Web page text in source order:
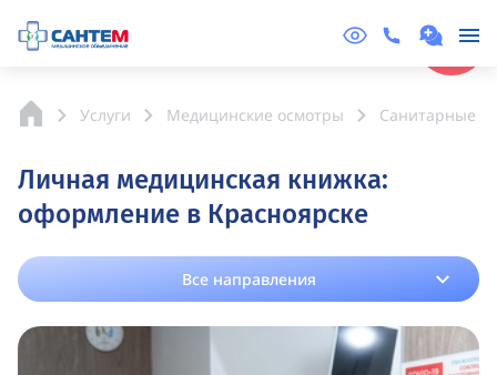
Услуги Медицинские осмотры Санитарные
Личная медицинская книжка:
оформление в Красноярске
Все направления
Online
Запись